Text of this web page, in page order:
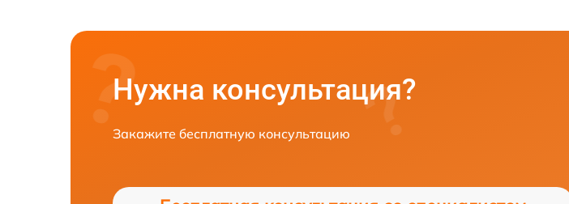
Нужна консультация?
Закажите бесплатную консультацию